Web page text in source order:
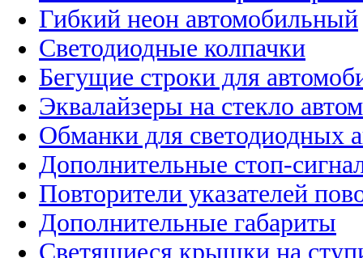
Гибкий неон автомобильный
Светодиодные колпачки
Бегущие строки для
Эквалайзеры на стекло
Обманки для светодиодных
Дополнительные стоп-
Повторители указателей
Дополнительные габариты
Светящиеся крышки на